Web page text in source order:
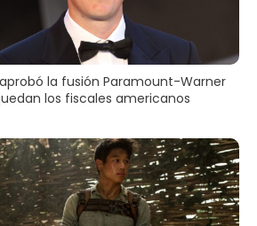
aprobó la fusión Paramount-Warner
los fiscales americanos